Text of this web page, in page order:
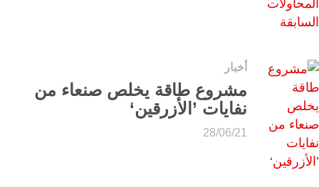
أخبار
مشروع طاقة يخلص صنعاء من
نفايات ’الأزرقين‘
28/06/21